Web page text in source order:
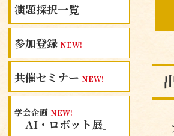
演題採択一覧
参加登録 NEW!
共催セミナー NEW!
学会企画 NEW!
「AI・ロボット展」